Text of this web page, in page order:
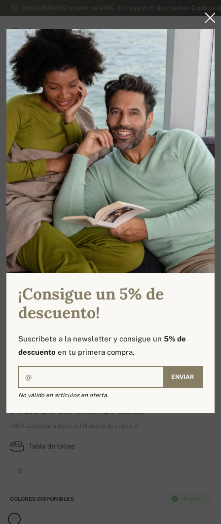
Envío GRATUITO a partir de 400€ - Entrega en 5 días hábiles- Cambios
Cachemira
ESPAÑA
Ir a la página principal Rebajas JERSEYS DE SEÑORA
-20%
Natural Iki SALE
100% Cachemira natural | Número de capas: 2
Tabla de tallas
S
En stock
COLORES DISPONIBLES
¡Consigue un 5% de
descuento!
Suscríbete a la newsletter y consigue un5% de
descuento en tu primera compra.
ENVIAR
No válido en artículos en oferta.